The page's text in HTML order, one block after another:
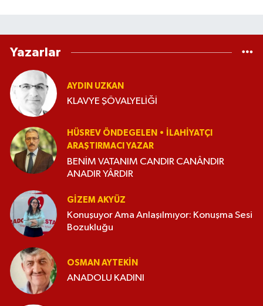
Yazarlar
AYDIN UZKAN
KLAVYE ŞÖVALYELİĞİ
HÜSREV ÖNDEGELEN • İLAHIYATÇI
ARAŞTIRMACI YAZAR
BENİM VATANIM CANDIR CANÂNDIR
ANADIR YÂRDIR
GIZEM AKYÜZ
Konuşuyor Ama Anlaşılmıyor: Konuşma Sesi
Bozukluğu
OSMAN AYTEKIN
ANADOLU KADINI